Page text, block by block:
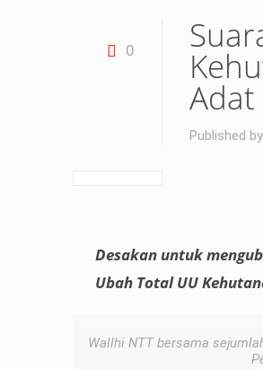
0
Adat
Published by
Desakan untuk
Ubah Total UU
Wallhi NTT bersama